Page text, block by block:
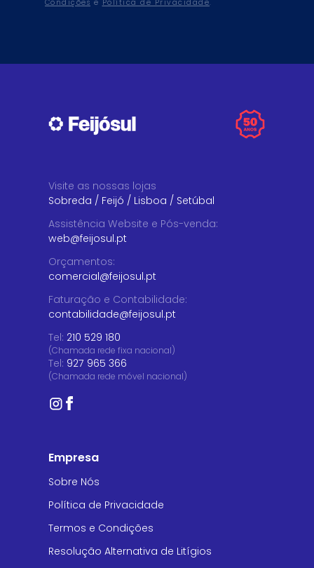
Condições e Política de Privacidade.
Visite as nossas lojas
Sobreda / Feijó / Lisboa / Setúbal
Assistência Website e Pós-venda:
web@feijosul.pt
Orçamentos:
comercial@feijosul.pt
Faturação e Contabilidade:
contabilidade@feijosul.pt
Tel: 210 529 180
(Chamada rede fixa nacional)
Tel: 927 965 366
(Chamada rede móvel nacional)
Empresa
Sobre Nós
Política de Privacidade
Termos e Condições
Resolução Alternativa de Litígios